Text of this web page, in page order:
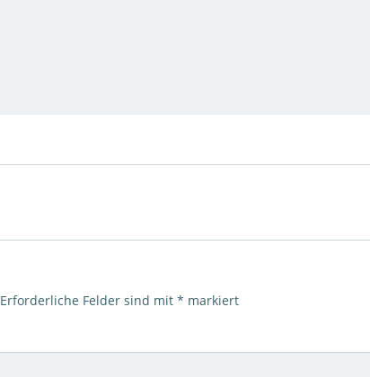
Erforderliche Felder sind mit * markiert